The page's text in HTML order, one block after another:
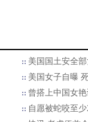
美国国土安全
美国女子自曝
曾搭上中国女
自愿被蛇咬至少